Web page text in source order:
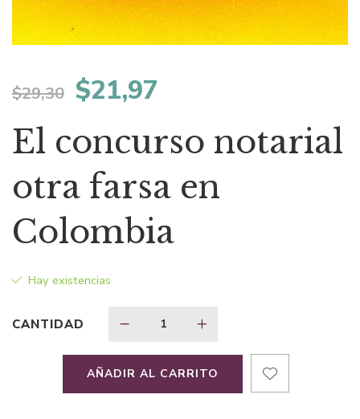
$29,30 El
precio
original
era:
$29,30.
$21,97
precio
es:
$21,97.
El concurso notarial
otra farsa en
Colombia
Hay existencias
CANTIDAD
AÑADIR AL CARRITO